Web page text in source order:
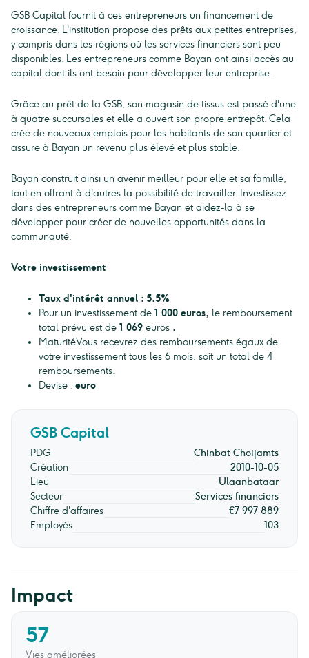
GSB Capital fournit à ces entrepreneurs un financement de
croissance. L'institution propose des prêts aux petites entreprises,
y compris dans les régions où les services financiers sont peu
disponibles. Les entrepreneurs comme Bayan ont ainsi accès au
capital dont ils ont besoin pour développer leur entreprise.
Grâce au prêt de la GSB, son magasin de tissus est passé d'une
à quatre succursales et elle a ouvert son propre entrepôt. Cela
crée de nouveaux emplois pour les habitants de son quartier et
assure à Bayan un revenu plus élevé et plus stable.
Bayan construit ainsi un avenir meilleur pour elle et sa famille,
tout en offrant à d'autres la possibilité de travailler. Investissez
dans des entrepreneurs comme Bayan et aidez-la à se
développer pour créer de nouvelles opportunités dans la
communauté.
Votre investissement
Taux d'intérêt annuel : 5.5%
Pour un investissement de 1 000 euros, le remboursement
total prévu est de 1 069 euros .
MaturitéVous recevrez des remboursements égaux de
votre investissement tous les 6 mois, soit un total de 4
remboursements.
Devise : euro
GSB Capital
PDG
Chinbat Choijamts
Création
2010-10-05
Lieu
Ulaanbataar
Secteur
Services financiers
Chiffre d'affaires
€7 997 889
Employés
103
Impact
57
Vies améliorées